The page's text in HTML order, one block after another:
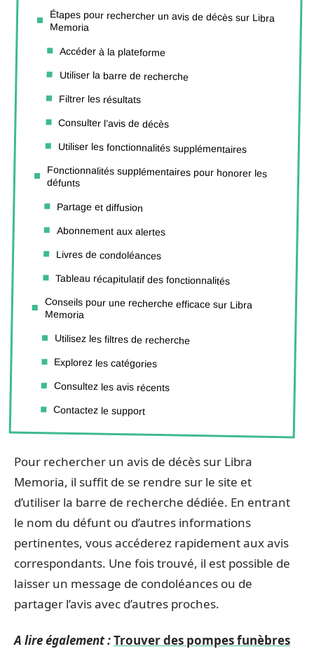
Étapes pour rechercher un avis de décès sur Libra
Memoria
Accéder à la plateforme
Utiliser la barre de recherche
Filtrer les résultats
Consulter l’avis de décès
Utiliser les fonctionnalités supplémentaires
Fonctionnalités supplémentaires pour honorer les
défunts
Partage et diffusion
Abonnement aux alertes
Livres de condoléances
Tableau récapitulatif des fonctionnalités
Conseils pour une recherche efficace sur Libra
Memoria
Utilisez les filtres de recherche
Explorez les catégories
Consultez les avis récents
Contactez le support
Pour rechercher un avis de décès sur Libra
Memoria, il suffit de se rendre sur le site et
d’utiliser la barre de recherche dédiée. En entrant
le nom du défunt ou d’autres informations
pertinentes, vous accéderez rapidement aux avis
correspondants. Une fois trouvé, il est possible de
laisser un message de condoléances ou de
partager l’avis avec d’autres proches.
A lire également :Trouver des pompes funèbres